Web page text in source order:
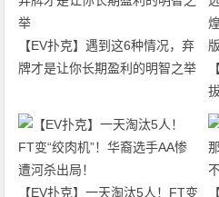
【EV扑克】遇到这6种情况，弃
牌才是让你长期盈利的明智之举
【EV扑克】一天淘汰5人！FT变